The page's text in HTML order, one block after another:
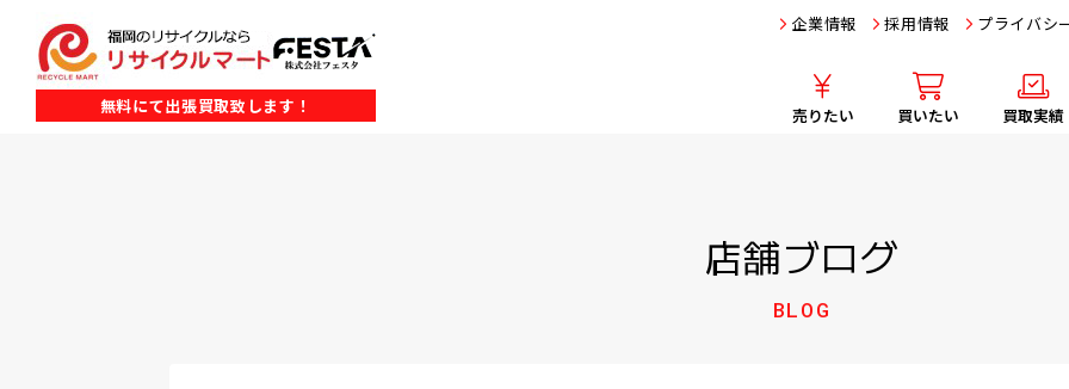
無料にて出張買取致します！
企業情報 採用情報 プライバシ
売りたい 買いたい 買取実績
店舗ブログ
BLOG